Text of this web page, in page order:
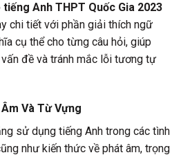
tiếng Anh THPT Quốc Gia 2023
chi tiết với phần giải thích ngữ
cụ thể cho từng câu hỏi, giúp
đề và tránh mắc lỗi tương tự
Và Từ Vựng
sử dụng tiếng Anh trong các tình
như kiến thức về phát âm, trọng